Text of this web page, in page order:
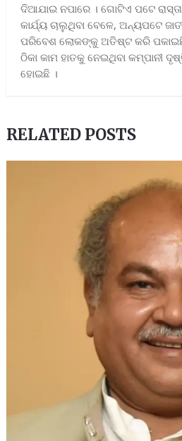
ଦିଆଯାଇ ନପାରେ । ଗୋଟିଏ ପଟେ
କାର୍ଯ୍ୟ ଚାଲୁଥିବା ବେଳେ, ଅନ୍ୟପଟେ
ପରିବେଶ ଲୋକଙ୍କୁ ଅତିଷ୍ଟ କରି
ଠିକା କାମ ହାତକୁ ନେଇଥିବା କମ୍ପାନୀ
ହୋଇଛି ।
RELATED POSTS